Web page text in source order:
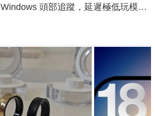
Windows 頭部追蹤，延遲極低玩模擬